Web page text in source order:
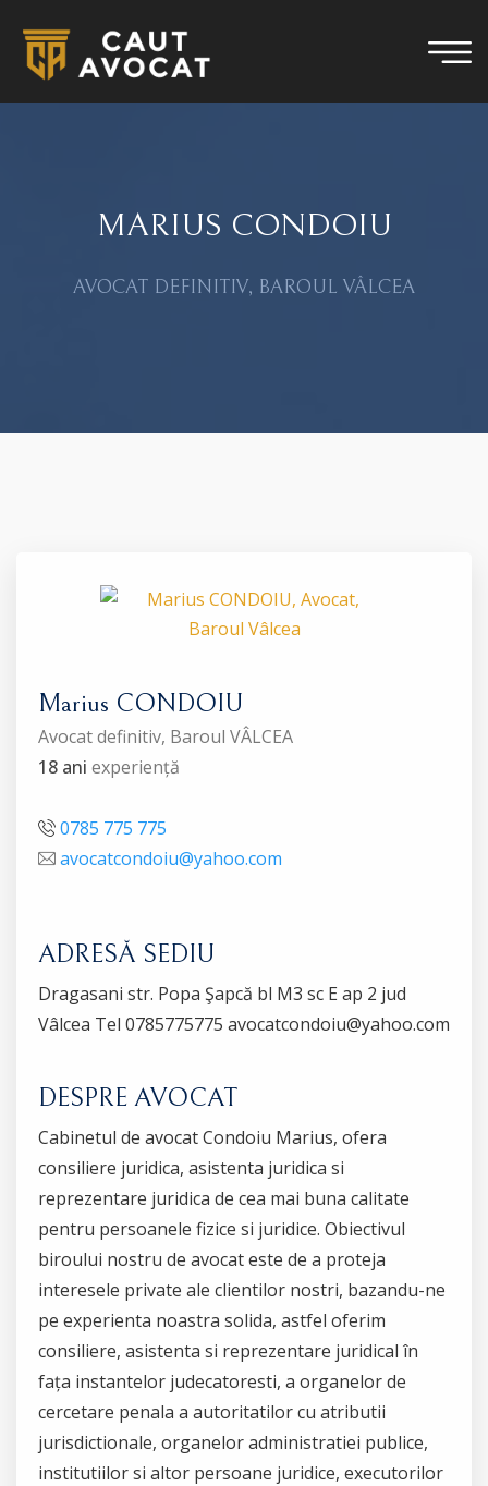
MARIUS CONDOIU
AVOCAT DEFINITIV, BAROUL VÂLCEA
Marius CONDOIU
Avocat definitiv, Baroul VÂLCEA
18 ani experiență
0785 775 775
avocatcondoiu@yahoo.com
ADRESĂ SEDIU
Dragasani str. Popa Şapcă bl M3 sc E ap 2 jud
Vâlcea Tel 0785775775 avocatcondoiu@yahoo.com
DESPRE AVOCAT
Cabinetul de avocat Condoiu Marius, ofera
consiliere juridica, asistenta juridica si
reprezentare juridica de cea mai buna calitate
pentru persoanele fizice si juridice. Obiectivul
biroului nostru de avocat este de a proteja
interesele private ale clientilor nostri, bazandu-ne
pe experienta noastra solida, astfel oferim
consiliere, asistenta si reprezentare juridical în
fața instantelor judecatoresti, a organelor de
cercetare penala a autoritatilor cu atributii
jurisdictionale, organelor administratiei publice,
institutiilor si altor persoane juridice, executorilor